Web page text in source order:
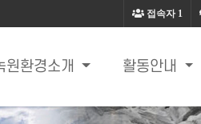
접속자1
원환경소개 활동안내